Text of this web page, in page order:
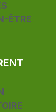
ÊTRE